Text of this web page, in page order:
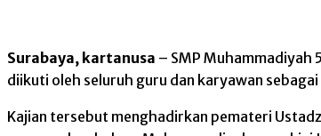
Surabaya, kartanusa – SMP Muhammadiyah
diikuti oleh seluruh guru dan karyawan
Kajian tersebut menghadirkan pemateri